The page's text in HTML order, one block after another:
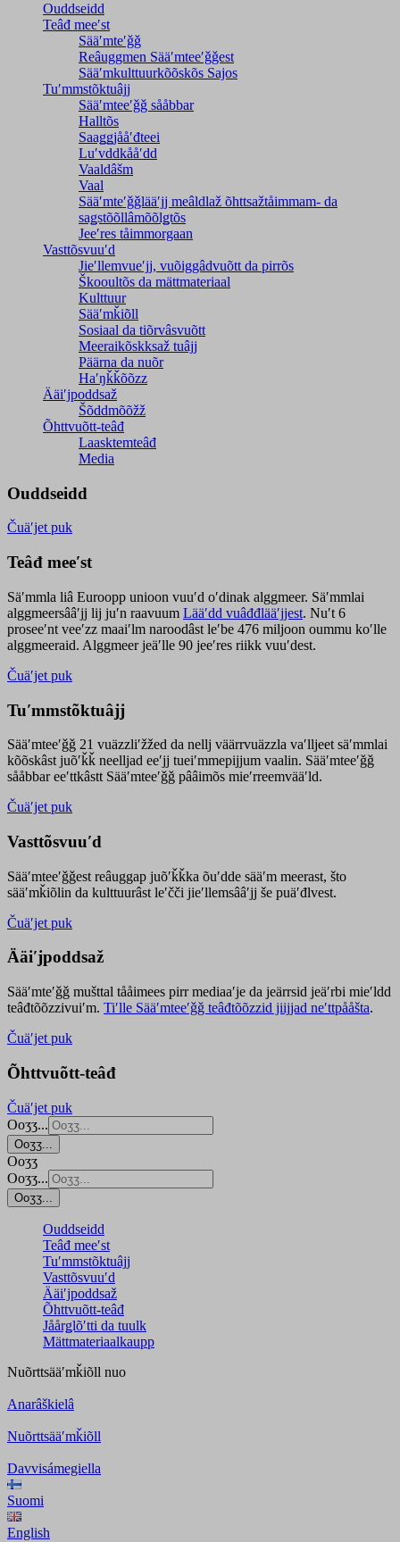
Ouddseidd
Teâđ meeʹst
Sääʹmteʹǧǧ
Reâuggmen Sääʹmteeʹǧǧest
Sääʹmkulttuurkõõskõs Sajos
Tuʹmmstõktuâjj
Sääʹmteeʹǧǧ sååbbar
Halltõs
Saaǥǥjååʹđteei
Luʹvddkååʹdd
Vaaldâšm
Vaal
Sääʹmteʹǧǧlääʹjj meâldlaž õhttsažtåimmam- da
saǥstõõllâmõõlǥtõs
Jeeʹres tåimmorgaan
Vasttõsvuuʹd
Jieʹllemvueʹjj, vuõiggâdvuõtt da pirrõs
Škooultõs da mättmateriaal
Kulttuur
Sääʹmǩiõll
Sosiaal da tiõrvâsvuõtt
Meeraikõskksaž tuâjj
Päärna da nuõr
Haʹŋǩǩõõzz
Ääiʹjpoddsaž
Šõddmõõžž
Õhttvuõtt-teâđ
Laasktemteâđ
Media
Ouddseidd
Čuäʹjet puk
Teâđ meeʹst
Säʹmmla liâ Euroopp unioon vuuʹd oʹdinak alggmeer. Säʹmmlai
alggmeersââʹjj lij juʹn raavuum Lääʹdd vuâđđlääʹjjest. Nuʹt 6
proseeʹnt veeʹzz maaiʹlm naroodâst leʹbe 476 miljoon oummu koʹlle
alggmeeraid. Alggmeer jeäʹlle 90 jeeʹres riikk vuuʹdest.
Čuäʹjet puk
Tuʹmmstõktuâjj
Sääʹmteeʹǧǧ 21 vuäzzliʹžžed da nellj väärrvuäzzla vaʹlljeet säʹmmlai
kõõskâst juõʹǩǩ neelljad eeʹjj tueiʹmmepijjum vaalin. Sääʹmteeʹǧǧ
sååbbar eeʹttkâstt Sääʹmteeʹǧǧ pââimõs mieʹrreemvääʹld.
Čuäʹjet puk
Vasttõsvuuʹd
Sääʹmteeʹǧǧest reâuggap juõʹǩǩka õuʹdde sääʹm meerast, što
sääʹmǩiõlin da kulttuurâst leʹčči jieʹllemsââʹjj še puäʹđlvest.
Čuäʹjet puk
Ääiʹjpoddsaž
Sääʹmteʹǧǧ mušttal tååimees pirr mediaaʹje da jeärrsid jeäʹrbi mieʹldd
teâđtõõzzivuiʹm. Tiʹlle Sääʹmteeʹǧǧ teâđtõõzzid jiijjad neʹttpååšta.
Čuäʹjet puk
Õhttvuõtt-teâđ
Čuäʹjet puk
Ooʒʒ...
Ooʒʒ...
Ooʒʒ
Ooʒʒ...
Ooʒʒ...
Ouddseidd
Teâđ meeʹst
Tuʹmmstõktuâjj
Vasttõsvuuʹd
Ääiʹjpoddsaž
Õhttvuõtt-teâđ
Jåårǥlõʹtti da tuulk
Mättmateriaalkaupp
Nuõrttsääʹmǩiõll nuo
Anarâškielâ
Nuõrttsääʹmǩiõll
Davvisámegiella
Suomi
English